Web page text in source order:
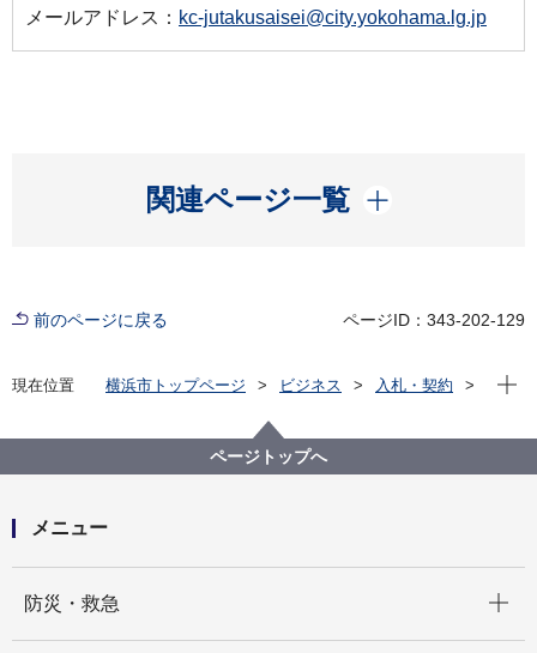
メールアドレス： kc-jutakusaisei@city.yokohama.lg.jp
関連ページ一覧
開く
前のページに戻る ページID：343-202-129
現在位置 横浜市トップページ ビジネス
入札・契約
建築局
【結果掲載】令和５年度緑区十日市場町（十日市場ヒ
ルタウン内未利用地）基礎調査等業務委託
現在
ページトップへ
メニュー
防災・救急